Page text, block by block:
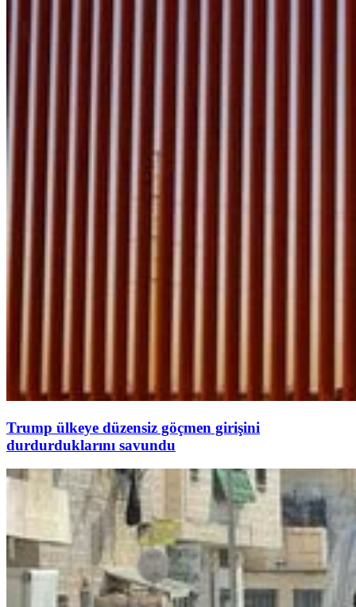
Trump ülkeye düzensiz göçmen girişini
durdurduklarını savundu